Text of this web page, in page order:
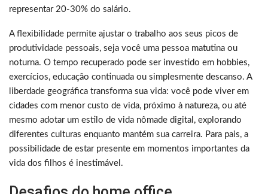
representar 20-30% do salário.
A flexibilidade permite ajustar o trabalho aos seus picos de
produtividade pessoais, seja você uma pessoa matutina ou
noturna. O tempo recuperado pode ser investido em hobbies,
exercícios, educação continuada ou simplesmente descanso. A
liberdade geográfica transforma sua vida: você pode viver em
cidades com menor custo de vida, próximo à natureza, ou até
mesmo adotar um estilo de vida nômade digital, explorando
diferentes culturas enquanto mantém sua carreira. Para pais, a
possibilidade de estar presente em momentos importantes da
vida dos filhos é inestimável.